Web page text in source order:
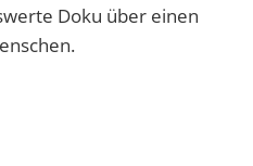
Doku über einen